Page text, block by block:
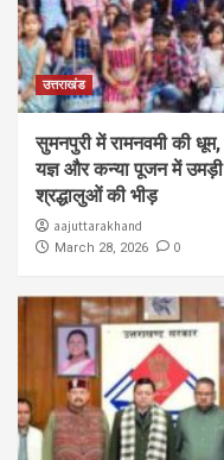
उत्तराखंड
सुमनपुरी में रामनवमी की धूम,
यज्ञ और कन्या पूजन में उमड़ी
श्रद्धालुओं की भीड़
aajuttarakhand
March 28, 2026 0